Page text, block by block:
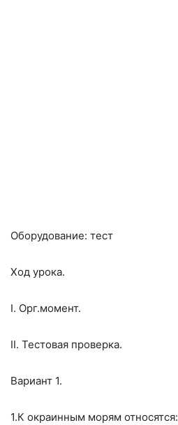
Оборудование: тест
Ход урока.
I. Орг.момент.
II. Тестовая проверка.
Вариант 1.
1.К окраинным морям относятся: